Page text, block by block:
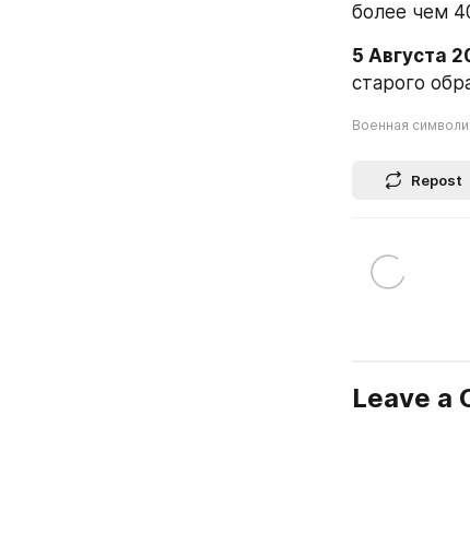
более чем
5 Августа
старого
Военная
Repost
Leave a